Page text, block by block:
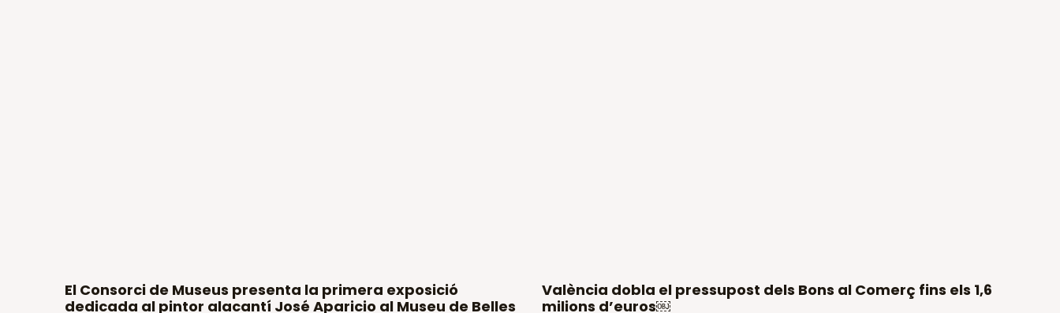
El Consorci de Museus presenta la primera exposició
dedicada al pintor alacantí José Aparicio al Museu de Belles
València dobla el pressupost dels Bons al Comerç fins els 1,6
milions d’euros￼